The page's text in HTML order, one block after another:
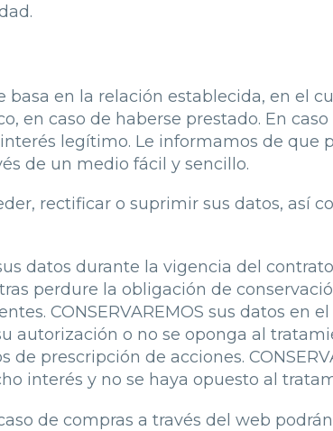
basa en la relación establecida, en el
en caso de haberse prestado. En
legítimo. Le informamos de que
de un medio fácil y sencillo.
rectificar o suprimir sus datos, así
datos durante la vigencia del
perdure la obligación de
CONSERVAREMOS sus datos en
autorización o no se oponga al
prescripción de acciones.
interés y no se haya opuesto al
de compras a través del web